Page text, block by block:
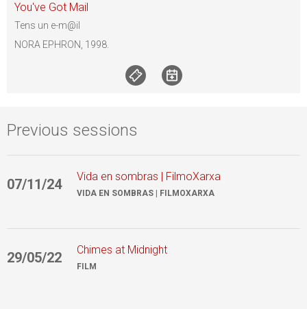
You've Got Mail
Tens un e-m@il
NORA EPHRON, 1998.
Previous sessions
07/11/24 Vida en sombras | FilmoXarxa
VIDA EN SOMBRAS | FILMOXARXA
29/05/22 Chimes at Midnight
FILM